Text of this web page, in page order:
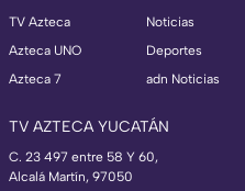
TV Azteca
Azteca UNO
Azteca 7
Noticias
Deportes
adn Noticias
TV AZTECA YUCATÁN
C. 23 497 entre 58 Y 60,
Alcalá Martín, 97050